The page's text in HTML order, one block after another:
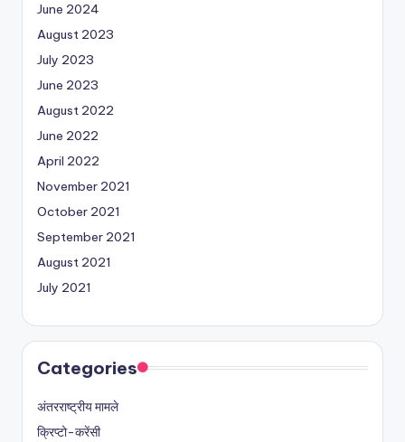
June 2024
August 2023
July 2023
June 2023
August 2022
June 2022
April 2022
November 2021
October 2021
September 2021
August 2021
July 2021
Categories
अंतरराष्ट्रीय मामले
क्रिप्टो-करेंसी